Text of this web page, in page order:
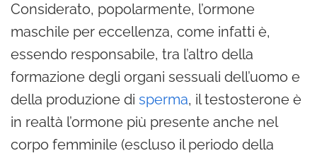
Considerato, popolarmente, l’ormone
maschile per eccellenza, come infatti è,
essendo responsabile, tra l’altro della
formazione degli organi sessuali dell’uomo e
della produzione di sperma, il testosterone è
in realtà l’ormone più presente anche nel
corpo femminile (escluso il periodo della